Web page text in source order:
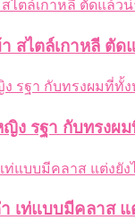
สไตล์เกาหลี ตัด
ง รฐา กับทรงผ
เท่แบบมีคลาส แ